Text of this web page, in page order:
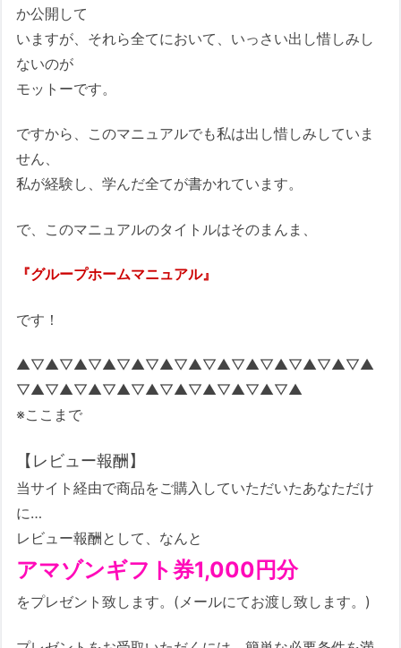
か公開して
いますが、それら全てにおいて、いっさい出し惜しみし
ないのが
モットーです。
ですから、このマニュアルでも私は出し惜しみしていま
せん、
私が経験し、学んだ全てが書かれています。
で、このマニュアルのタイトルはそのまんま、
『グループホームマニュアル』
です！
▲▽▲▽▲▽▲▽▲▽▲▽▲▽▲▽▲▽▲▽▲▽▲▽▲
▽▲▽▲▽▲▽▲▽▲▽▲▽▲▽▲▽▲▽▲
※ここまで
【レビュー報酬】
当サイト経由で商品をご購入していただいたあなただけ
に…
レビュー報酬として、なんと
アマゾンギフト券1,000円分
をプレゼント致します。(メールにてお渡し致します。)